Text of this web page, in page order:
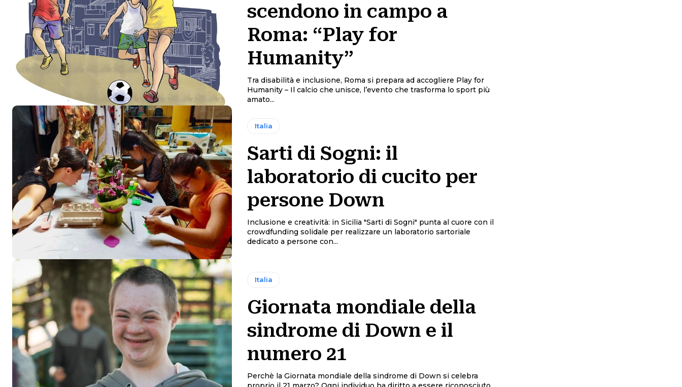
scendono in campo a
Roma: “Play for
Humanity”
Tra disabilità e inclusione, Roma si prepara ad accogliere Play for
Humanity – Il calcio che unisce, l’evento che trasforma lo sport più
amato...
Italia
Sarti di Sogni: il
laboratorio di cucito per
persone Down
Inclusione e creatività: in Sicilia "Sarti di Sogni" punta al cuore con il
crowdfunding solidale per realizzare un laboratorio sartoriale
dedicato a persone con...
Italia
Giornata mondiale della
sindrome di Down e il
numero 21
Perchè la Giornata mondiale della sindrome di Down si celebra